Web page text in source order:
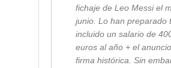
fichaje de Leo Messi el
junio. Lo han preparado
incluido un salario de
euros al año + el
firma histórica. Sin